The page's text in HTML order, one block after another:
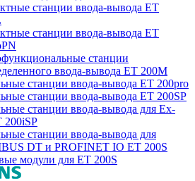
станции ввода-вывода ET
станции ввода-вывода ET
станции
ввода-вывода ET 200M
станции ввода-вывода ET 200pro
станции ввода-вывода ET 200SP
станции ввода-вывода для Ex-
200iSP
станции ввода-вывода для
DT и PROFINET IO ET 200S
модули для ET 200S